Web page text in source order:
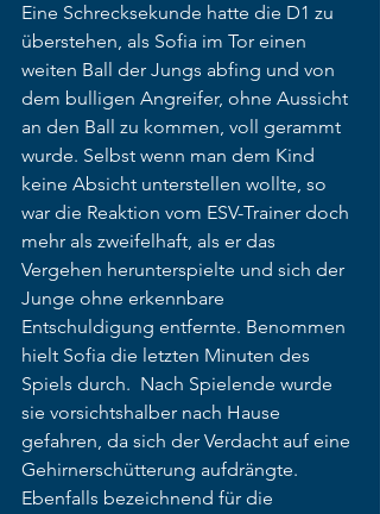
Eine Schrecksekunde hatte die D1 zu
überstehen, als Sofia im Tor einen
weiten Ball der Jungs abfing und von
dem bulligen Angreifer, ohne Aussicht
an den Ball zu kommen, voll gerammt
wurde. Selbst wenn man dem Kind
keine Absicht unterstellen wollte, so
war die Reaktion vom ESV-Trainer doch
mehr als zweifelhaft, als er das
Vergehen herunterspielte und sich der
Junge ohne erkennbare
Entschuldigung entfernte. Benommen
hielt Sofia die letzten Minuten des
Spiels durch.  Nach Spielende wurde
sie vorsichtshalber nach Hause
gefahren, da sich der Verdacht auf eine
Gehirnerschütterung aufdrängte.
Ebenfalls bezeichnend für die